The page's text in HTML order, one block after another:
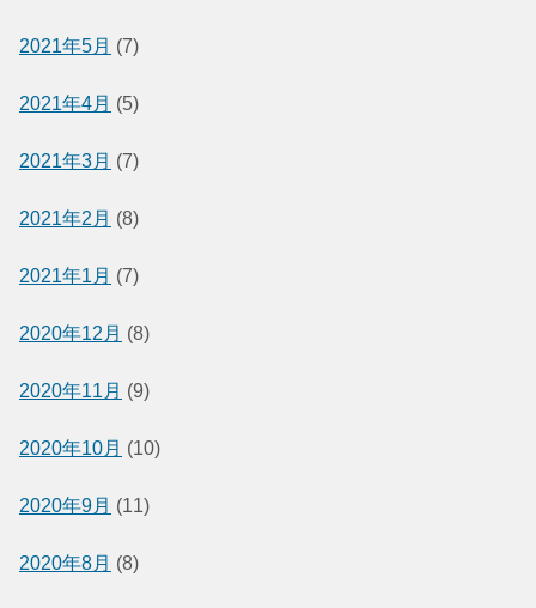
2021年5月 (7)
2021年4月 (5)
2021年3月 (7)
2021年2月 (8)
2021年1月 (7)
2020年12月 (8)
2020年11月 (9)
2020年10月 (10)
2020年9月 (11)
2020年8月 (8)